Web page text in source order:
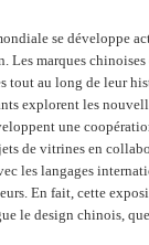
se développe
marques
tout au long de leur
explorent les
une
de vitrines en
les langages
En fait, cette
le design chinois,